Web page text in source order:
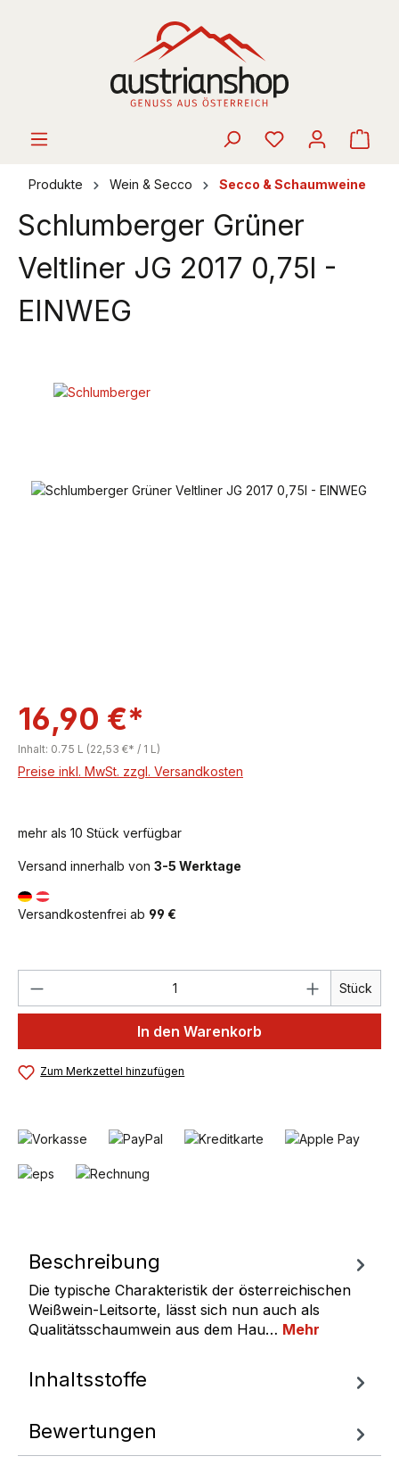
Produkte Wein & Secco Secco & Schaumweine
Schlumberger Grüner
Veltliner JG 2017 0,75l -
EINWEG
Bildergalerie überspringen
16,90 €*
Inhalt: 0.75 L (22,53 €* / 1 L)
Preise inkl. MwSt. zzgl. Versandkosten
mehr als 10 Stück verfügbar
Versand innerhalb von 3-5 Werktage
Versandkostenfrei ab 99 €
Produkt Anzahl: Gib den Stück
In den Warenkorb
Zum Merkzettel hinzufügen
Beschreibung
Die typische Charakteristik der österreichischen
Weißwein-Leitsorte, lässt sich nun auch als
Qualitätsschaumwein aus dem Hau… Mehr
Inhaltsstoffe
Bewertungen